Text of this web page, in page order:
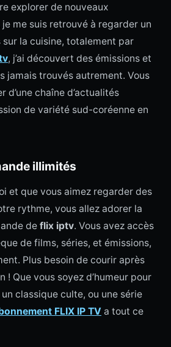
explorer de nouveaux
me suis retrouvé à regarder un
la cuisine, totalement par
, j’ai découvert des émissions et
jamais trouvés autrement. Vous
d’une chaîne d’actualités
de variété sud-coréenne en
illimités
et que vous aimez regarder des
rythme, vous allez adorer la
de flix iptv. Vous avez accès
de films, séries, et émissions,
Plus besoin de courir après
! Que vous soyez d’humeur pour
classique culte, ou une série
FLIX IP TV a tout ce